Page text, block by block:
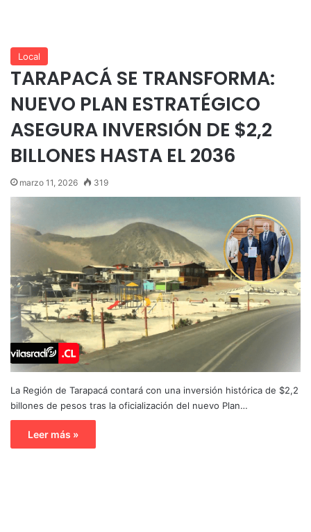
Local
TARAPACÁ SE TRANSFORMA:
NUEVO PLAN ESTRATÉGICO
ASEGURA INVERSIÓN DE $2,2
BILLONES HASTA EL 2036
marzo 11, 2026 319
La Región de Tarapacá contará con una inversión histórica de $2,2
billones de pesos tras la oficialización del nuevo Plan…
Leer más »